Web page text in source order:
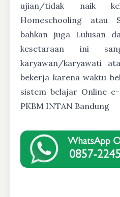
ujian/tidak naik
Homeschooling atau
bahkan juga Lulusan
kesetaraan ini
karyawan/karyawati
bekerja karena waktu
sistem belajar Online
PKBM INTAN Bandung